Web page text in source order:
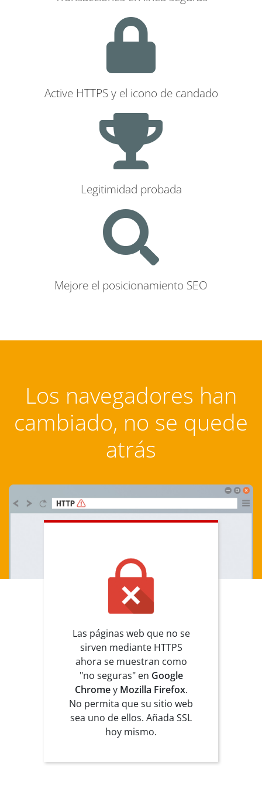
Active HTTPS y el icono de candado
Legitimidad probada
Mejore el posicionamiento SEO
Los navegadores han
cambiado, no se quede
atrás
Las páginas web que no se
sirven mediante HTTPS
ahora se muestran como
"no seguras" en Google
Chromey Mozilla Firefox.
No permita que su sitio web
sea uno de ellos. Añada SSL
hoy mismo.